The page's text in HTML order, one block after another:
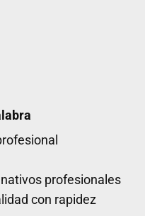
profesionales
con rapidez